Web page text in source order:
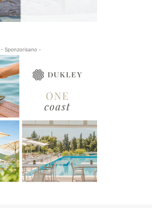
- Sponzorisano -